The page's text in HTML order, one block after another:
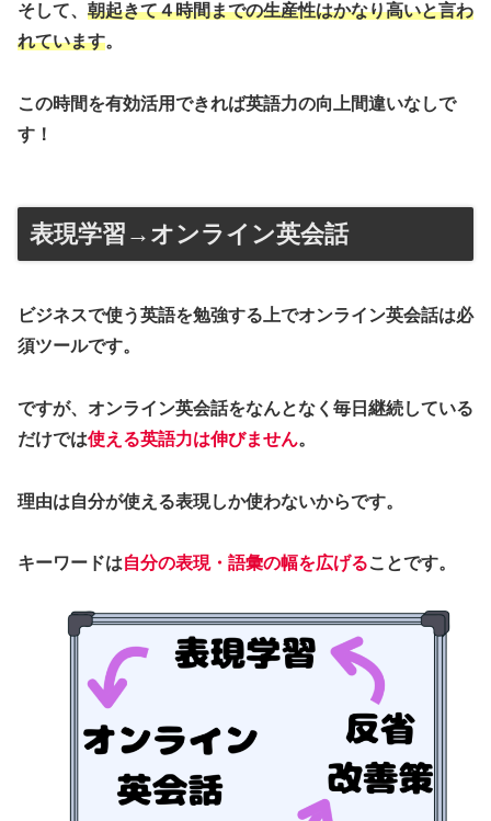
そして、 朝起きて４時間までの生産性はかなり高いと言わ
れています。
この時間を有効活用できれば英語力の向上間違いなしで
す！
表現学習→オンライン英会話
ビジネスで使う英語を勉強する上でオンライン英会話は必
須ツールです。
ですが、オンライン英会話をなんとなく毎日継続している
だけでは使える英語力は伸びません。
理由は自分が使える表現しか使わないからです。
キーワードは自分の表現・語彙の幅を広げることです。